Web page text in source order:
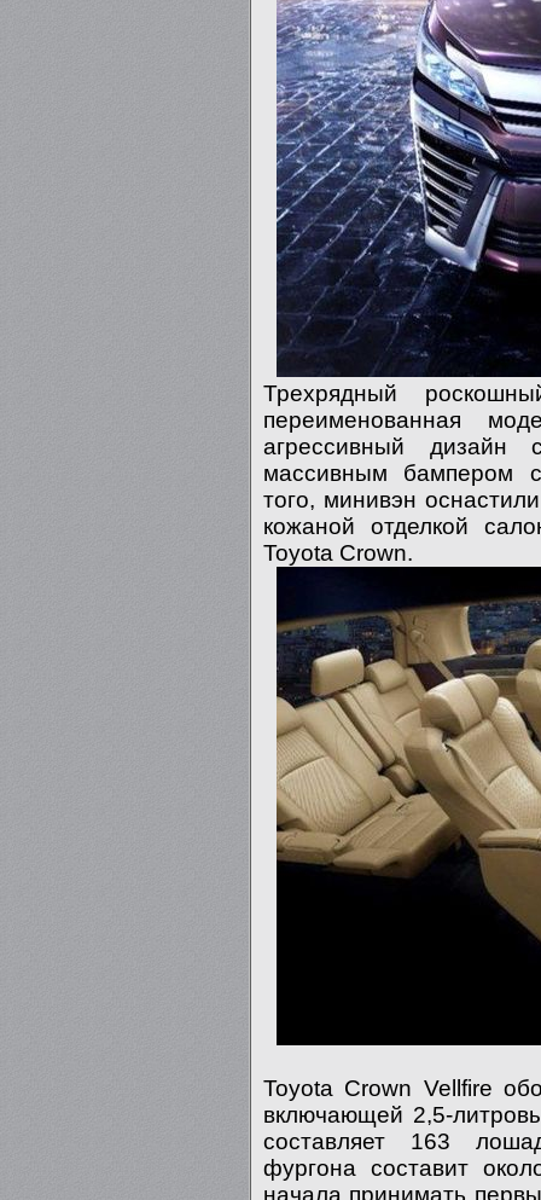
Трехрядный
переименованная
агрессивный дизайн
массивным бампером
того, минивэн
кожаной отделкой
Toyota Crown.
Toyota Crown Vellfire
включающей 2,5-
составляет 163
фургона составит
начала принимать